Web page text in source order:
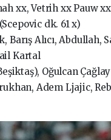
xx, Vetrih xx Pauw
dk. 61 x)
Barış Alıcı, Abdullah,
Kartal
Oğulcan
Adem Ljajic,